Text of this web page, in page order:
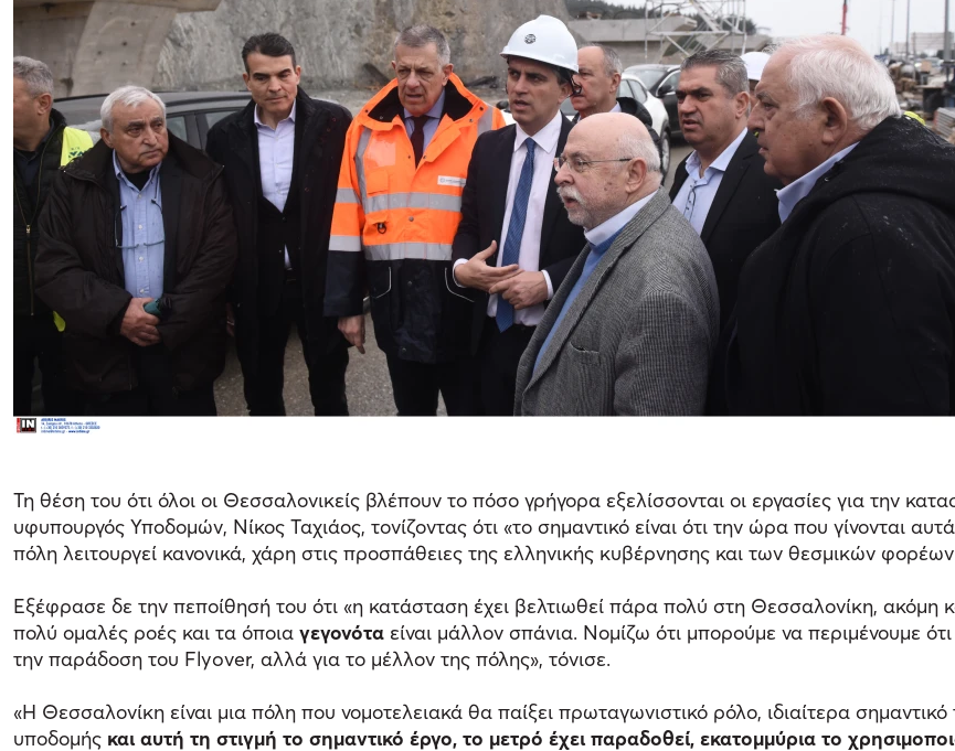
Τη θέση του ότι όλοι οι Θεσσαλονικείς βλέπουν το πόσο γρήγορα εξελίσσονται οι εργασίες για την
υφυπουργός Υποδομών, Νίκος Ταχιάος, τονίζοντας ότι «το σημαντικό είναι ότι την ώρα που γίνονται
πόλη λειτουργεί κανονικά, χάρη στις προσπάθειες της ελληνικής κυβέρνησης και των θεσμικών
Εξέφρασε δε την πεποίθησή του ότι «η κατάσταση έχει βελτιωθεί πάρα πολύ στη Θεσσαλονίκη, ακόμη
πολύ ομαλές ροές και τα όποια γεγονότα είναι μάλλον σπάνια. Νομίζω ότι μπορούμε να περιμένουμε
την παράδοση του Flyover, αλλά για το μέλλον της πόλης», τόνισε.
«Η Θεσσαλονίκη είναι μια πόλη που νομοτελειακά θα παίξει πρωταγωνιστικό ρόλο, ιδιαίτερα
υποδομής και αυτή τη στιγμή το σημαντικό έργο, το μετρό έχει παραδοθεί, εκατομμύρια το